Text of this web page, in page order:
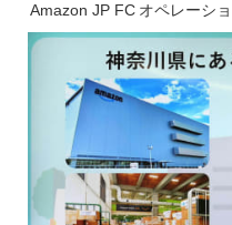
Amazon JP FC オペレーシ